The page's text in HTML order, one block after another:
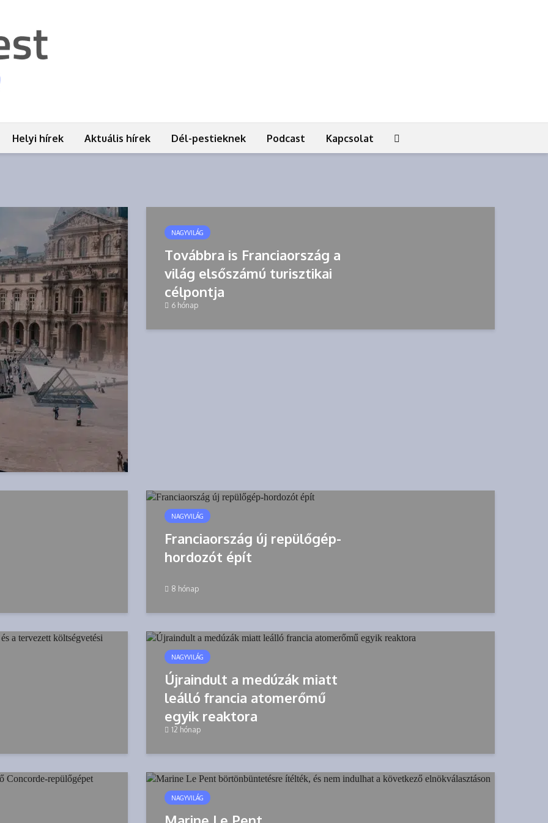
Helyi hírek Aktuális hírek Dél-pestieknek Podcast Kapcsolat
NAGYVILÁG
Továbbra is Franciaország a
világ elsőszámú turisztikai
célpontja
6 hónap
NAGYVILÁG
Franciaország új repülőgép-
hordozót épít
8 hónap
NAGYVILÁG
Újraindult a medúzák miatt
leálló francia atomerőmű
egyik reaktora
12 hónap
NAGYVILÁG